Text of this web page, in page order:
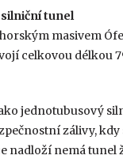
tunel
masivem
celkovou délkou
jednotubusový
zálivy, kdy
nadloží nemá tunel